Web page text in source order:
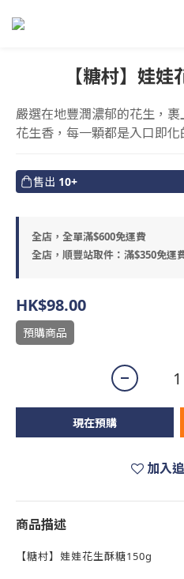
【糖村】娃
嚴選在地豐潤濃郁的花生，
花生香，每一顆都是入口即化
售出 10+
全店，全單滿$600免運費
全店，順豐站取件：滿$350免運
HK$98.00
預購商品
現在預購
加入
商品描述
【糖村】娃娃花生酥糖150g